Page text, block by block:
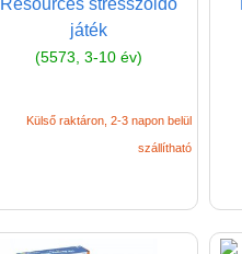
Resources stresszoldó
játék
(5573, 3-10 év)
Külső raktáron, 2-3 napon belül
szállítható